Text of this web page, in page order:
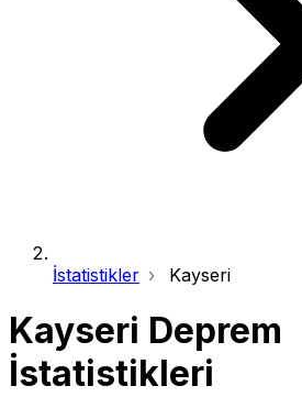
İstatistikler Kayseri
Kayseri Deprem
İstatistikleri